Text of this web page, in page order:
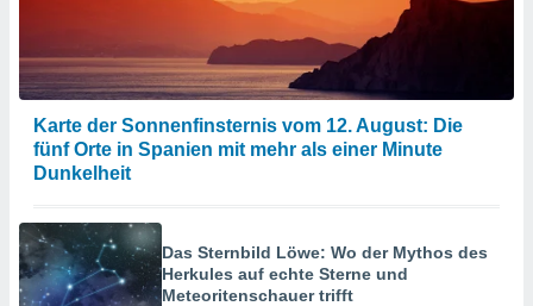
Karte der Sonnenfinsternis vom 12. August: Die
fünf Orte in Spanien mit mehr als einer Minute
Dunkelheit
Das Sternbild Löwe: Wo der Mythos des
Herkules auf echte Sterne und
Meteoritenschauer trifft